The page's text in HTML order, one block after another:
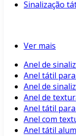
Sinalização
Ver mais
Anel de
Anel tátil
Anel de
Anel de
Anel tátil
Anel com
Anel tátil